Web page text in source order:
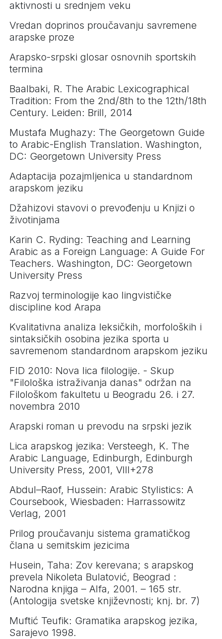
aktivnosti u srednjem veku
Vredan doprinos proučavanju savremene
arapske proze
Arapsko-srpski glosar osnovnih sportskih
termina
Baalbaki, R. The Arabic Lexicographical
Tradition: From the 2nd/8th to the 12th/18th
Century. Leiden: Brill, 2014
Mustafa Mughazy: The Georgetown Guide
to Arabic-English Translation. Washington,
DC: Georgetown University Press
Adaptacija pozajmljenica u standardnom
arapskom jeziku
Džahizovi stavovi o prevođenju u Knjizi o
životinjama
Karin C. Ryding: Teaching and Learning
Arabic as a Foreign Language: A Guide For
Teachers. Washington, DC: Georgetown
University Press
Razvoj terminologije kao lingvističke
discipline kod Arapa
Kvalitativna analiza leksičkih, morfoloških i
sintaksičkih osobina jezika sporta u
savremenom standardnom arapskom jeziku
FID 2010: Nova lica filologije. - Skup
"Filološka istraživanja danas" održan na
Filološkom fakultetu u Beogradu 26. i 27.
novembra 2010
Arapski roman u prevodu na srpski jezik
Lica arapskog jezika: Versteegh, K. The
Arabic Language, Edinburgh, Edinburgh
University Press, 2001, VIII+278
Abdul–Raof, Hussein: Arabic Stylistics: A
Coursebook, Wiesbaden: Harrassowitz
Verlag, 2001
Prilog proučavanju sistema gramatičkog
člana u semitskim jezicima
Husein, Taha: Zov kerevana; s arapskog
prevela Nikoleta Bulatović, Beograd :
Narodna knjiga – Alfa, 2001. – 165 str.
(Antologija svetske književnosti; knj. br. 7)
Muftić Teufik: Gramatika arapskog jezika,
Sarajevo 1998.